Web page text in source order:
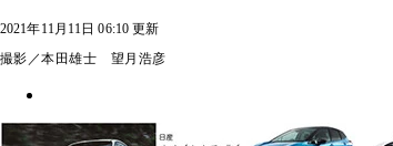
2021年11月11日 06:10 更新
撮影／本田雄士 望月浩彦